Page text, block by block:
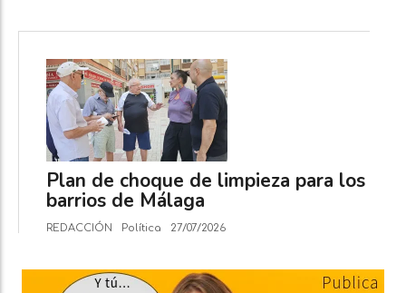
Plan de choque de limpieza para los
barrios de Málaga
REDACCIÓN Política 27/07/2026